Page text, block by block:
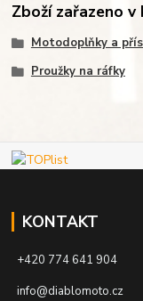
Zboží zařazeno
Motodoplňky a
Proužky na ráfky
KONTAKT
+420 774 641 904
info@diablomoto.cz